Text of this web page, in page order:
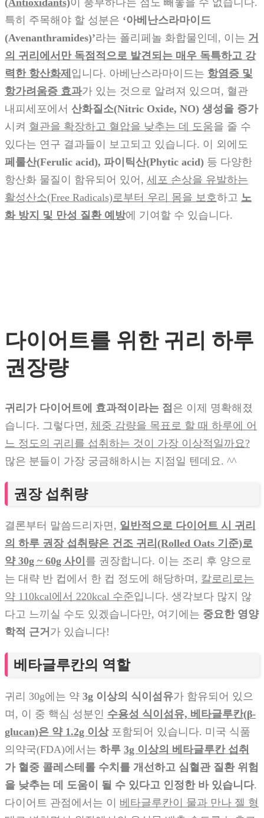
특히 주목해야 할 성분은 ‘아베난스라마이드
(Avenanthramides)’라는 폴리페놀 화합물인데, 이는 거
의 귀리에서만 독점적으로 발견되는 매우 독특하고 강
력한 항산화제 입니다. 아베난스라마이드는 항염증 및
항가려움증 효과가 있는 것으로 알려져 있으며, 혈관
내피세포에서 산화질소(Nitric Oxide, NO) 생성을 증가
시켜 혈관을 확장하고 혈압을 낮추는 데 도움을 줄 수
있다는 연구 결과들이 보고되고 있습니다. 이 외에도
페룰산(Ferulic acid), 파이틱산(Phytic acid) 등 다양한
항산화 물질이 함유되어 있어, 세포 손상을 유발하는
활성산소(Free Radicals)로부터 우리 몸을 보호하고 노
화 방지 및 만성 질환 예방에 기여할 수 있습니다.
다이어트를 위한 귀리 하루
권장량
귀리가 다이어트에 효과적이라는 점 은 이제 명확해졌
습니다. 그렇다면, 체중 감량을 목표로 할 때 하루에 어
느 정도의 귀리를 섭취하는 것이 가장 이상적일까요?
많은 분들이 가장 궁금해하시는 지점일 텐데요. ^^
권장 섭취량
결론부터 말씀드리자면, 일반적으로 다이어트 시 귀리
의 하루 권장 섭취량은 건조 귀리(Rolled Oats 기준)로
약 30g ~ 60g 사이 를 권장합니다. 이는 조리 후 양으로
는 대략 반 컵에서 한 컵 정도에 해당하며, 칼로리로는
약 110kcal에서 220kcal 수준입니다. 생각보다 많지 않
다고 느끼실 수도 있겠습니다만, 여기에는 중요한 영양
학적 근거 가 있습니다!
베타글루칸의 역할
귀리 30g에는 약 3g 이상의 식이섬유가 함유되어 있으
며, 이 중 핵심 성분인 수용성 식이섬유, 베타글루칸(β-
glucan)은 약 1.2g 이상포함되어 있습니다. 미국 식품
의약국(FDA)에서는 하루 3g 이상의 베타글루칸 섭취
가 혈중 콜레스테롤 수치를 개선하고 심혈관 질환 위험
을 낮추는 데 도움이 될 수 있다고 인정한 바 있습니다.
다이어트 관점에서는 이 베타글루칸이 물과 만나 젤 형